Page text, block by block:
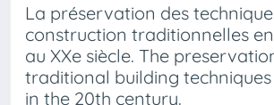
La préservation des
construction traditionnelles
au XXe siècle. The
traditional building
in the 20th century.